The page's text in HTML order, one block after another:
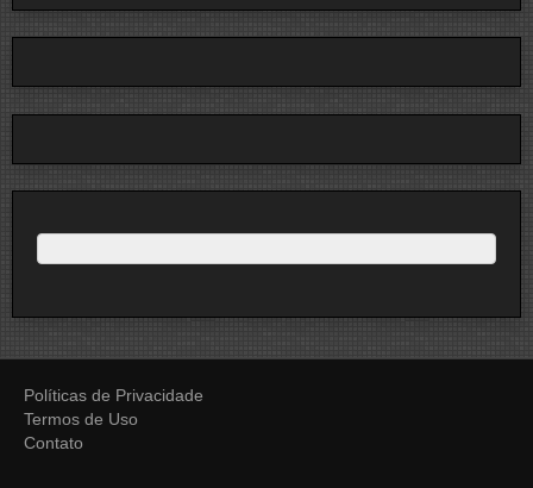
Políticas de Privacidade
Termos de Uso
Contato